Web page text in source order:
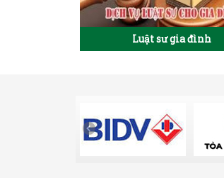
Luật sư gia đình